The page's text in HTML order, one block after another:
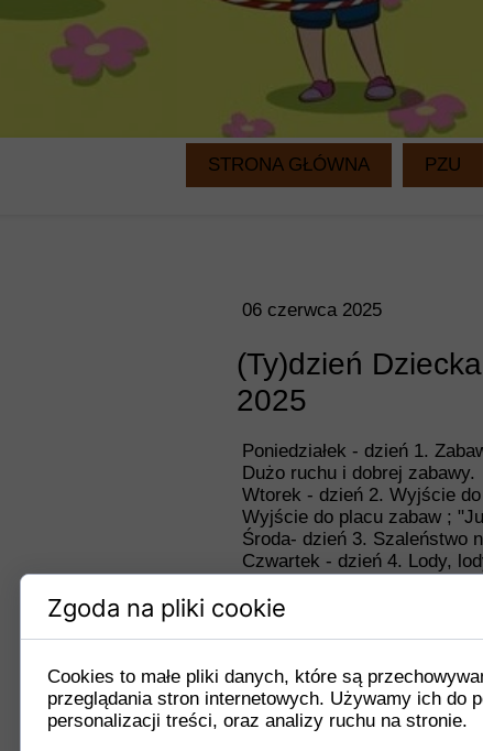
06 czerwca 2025
(Ty)dzień
2025
Poniedziałek - dzień 1.
Dużo ruchu i dobrej zabawy.
Wtorek - dzień 2. Wyjście
Wyjście do placu zabaw ;
Środa- dzień 3. Szaleństwo
Czwartek - dzień 4. Lody,
Pięknie dziękujemy pani
Piątek - dzień 5 Zajęcia
STRONA GŁÓWNA PZU
Zgoda na pliki cookie
Cookies to małe pliki danych, które są
przeglądania stron internetowych. Używamy ich do
personalizacji treści, oraz analizy ruchu na stronie.